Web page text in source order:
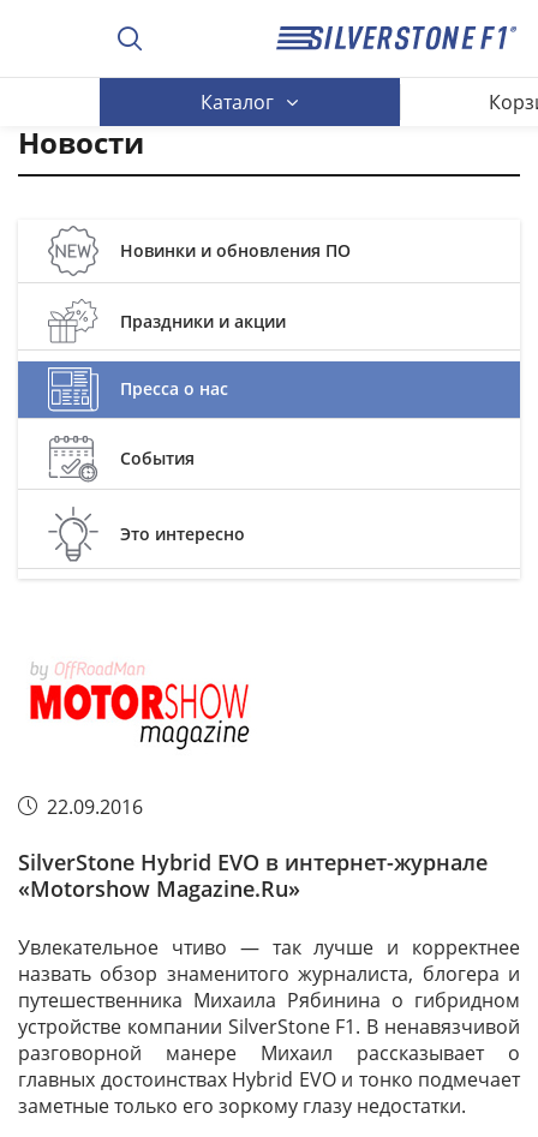
Каталог
Новости
Новинки и обновления ПО
Праздники и акции
Пресса о нас
События
Это интересно
22.09.2016
SilverStone Hybrid EVO в интернет-журнале
«Motorshow Magazine.Ru»
Увлекательное чтиво — так лучше и корректнее
назвать обзор знаменитого журналиста, блогера и
путешественника Михаила Рябинина о гибридном
устройстве компании SilverStone F1. В ненавязчивой
разговорной манере Михаил рассказывает о
главных достоинствах Hybrid EVO и тонко подмечает
заметные только его зоркому глазу недостатки.